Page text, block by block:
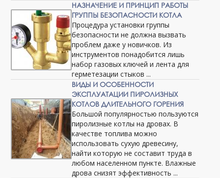
НАЗНАЧЕНИЕ И ПРИНЦИП РАБОТЫ
ГРУППЫ БЕЗОПАСНОСТИ КОТЛА
Процедура установки группы
безопасности не должна вызвать
проблем даже у новичков. Из
инструментов понадобится лишь
набор газовых ключей и лента для
герметезации стыков ...
ВИДЫ И ОСОБЕННОСТИ
ЭКСПЛУАТАЦИИ ПИРОЛИЗНЫХ
КОТЛОВ ДЛИТЕЛЬНОГО ГОРЕНИЯ
Большой популярностью пользуются
пиролизные котлы на дровах. В
качестве топлива можно
использовать сухую древесину,
найти которую не составит труда в
любом населенном пункте. Влажные
дрова снизят эффективность ...